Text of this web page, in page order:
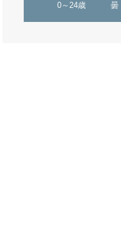
0～24歳 曇